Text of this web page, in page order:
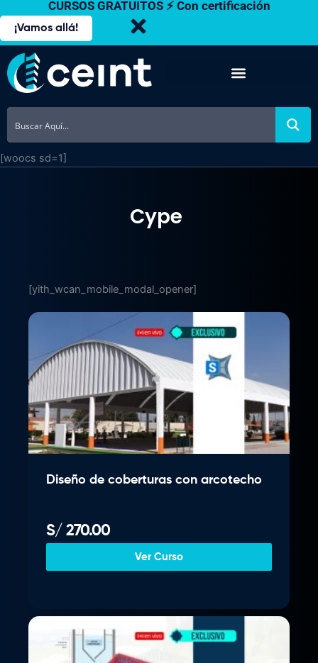
contenido
CURSOS GRATUITOS ⚡ Con certificación
¡Vamos allá!
[woocs sd=1]
Cype
[yith_wcan_mobile_modal_opener]
Diseño de coberturas con arcotecho
S/ 270.00
Ver Curso